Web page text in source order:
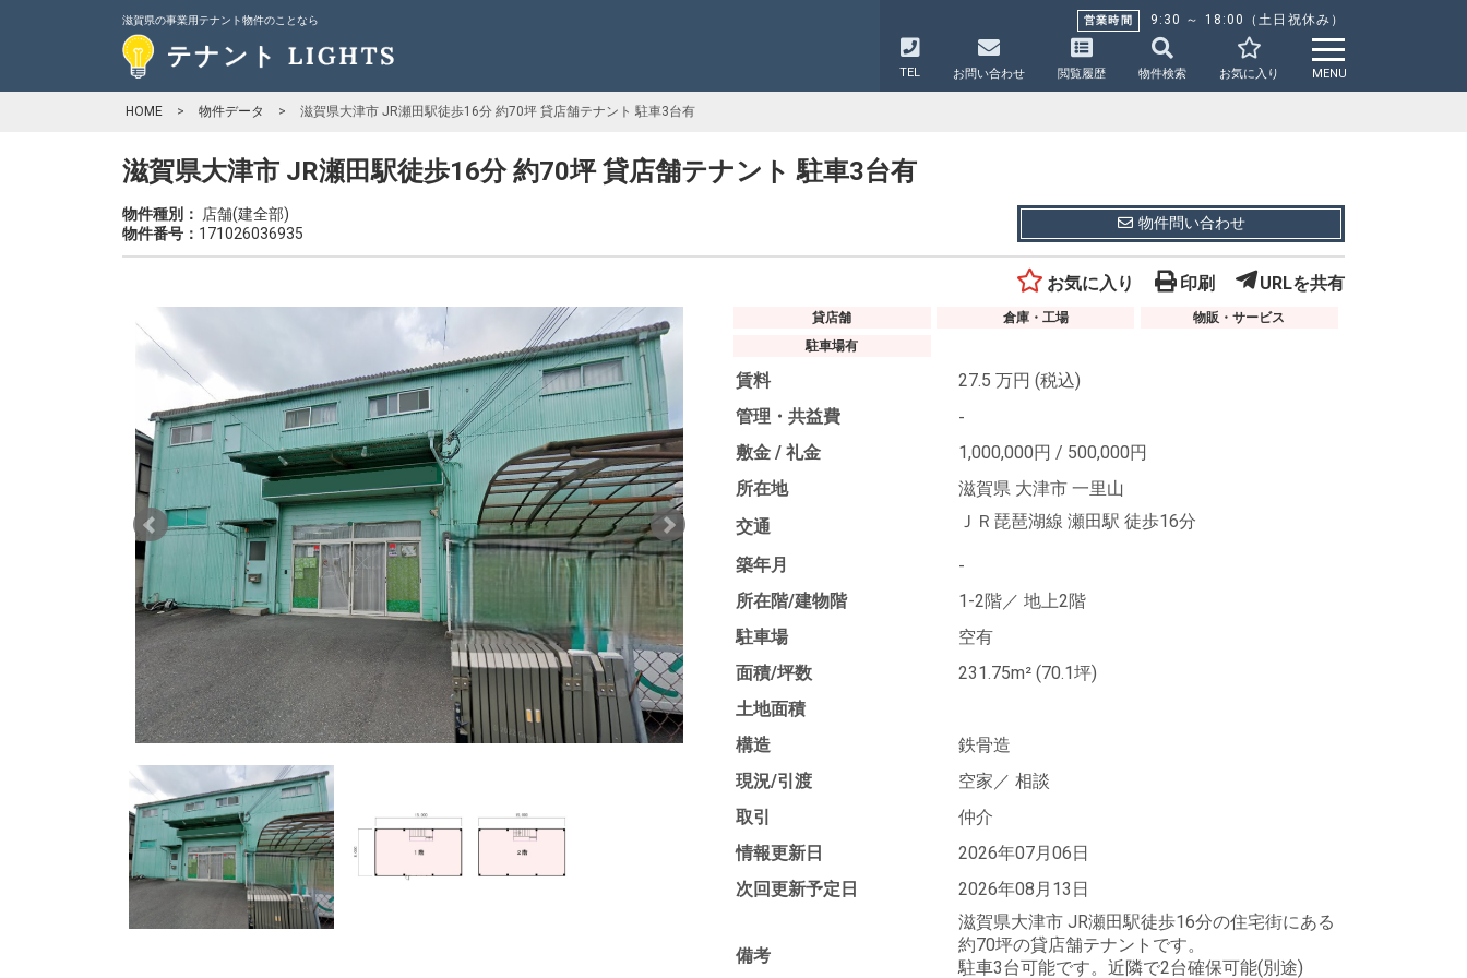
滋賀県の事業用テナント物件のことなら 営業時間 9:30 ～ 18:00（土日祝休み）
TEL お問い合わせ 閲覧履歴 物件検索 お気に入り MENU
HOME > 物件データ > 滋賀県大津市 JR瀬田駅徒歩16分 約70坪 貸店舗テナント 駐車3台有
滋賀県大津市 JR瀬田駅徒歩16分 約70坪 貸店舗テナント 駐車3台有
物件種別：
店舗(建全部)
物件番号： 171026036935
物件問い合わせ
お気に入り 印刷 URLを共有
貸店舗 倉庫・工場
物販・サービス
駐車場有
賃料 27.5 万円 (税込)
管理・共益費
-
敷金 / 礼金
1,000,000 円 / 500,000 円
所在地
滋賀県 大津市 一里山
交通
ＪＲ琵琶湖線 瀬田駅 徒歩16分
築年月
-
所在階/建物階
1-2階／ 地上2階
駐車場
空有
面積/坪数
231.75m² (70.1坪)
土地面積
構造
鉄骨造
現況/引渡
空家／ 相談
取引
仲介
情報更新日
2026年07月06日
次回更新予定日
2026年08月13日
備考
滋賀県大津市 JR瀬田駅徒歩16分の住宅街にある
約70坪の貸店舗テナントです。
駐車3台可能です。近隣で2台確保可能(別途)